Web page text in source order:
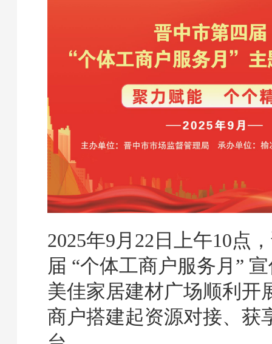
2025年9月22日上午10点
届 “个体工商户服务月”
美佳家居建材广场顺利开
商户搭建起资源对接、获